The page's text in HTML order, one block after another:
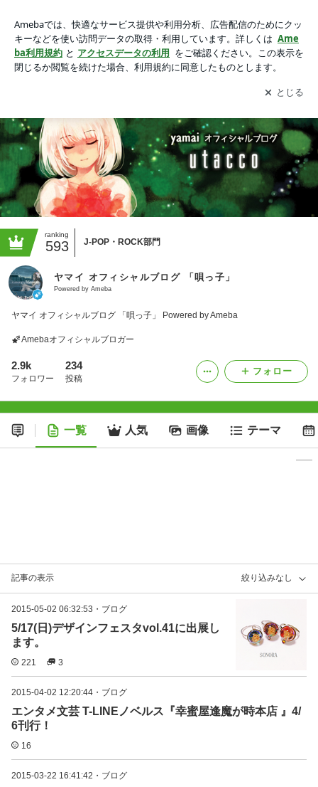
アプリをダウンロードして ブログの更新通知
を受け取りまし
ょう。
開く
ranking
593 J-POP・ROCK部門
ヤマイ オフィシャルブログ 「唄っ子」
Powered by Ameba
ヤマイ オフィシャルブログ 「唄っ子」 Powered by Ameba
Amebaオフィシャルブロガー
2.9k
フォロワー
234
投稿
フォロー
一覧 人気 画像 テーマ
記事の表示 絞り込みなし
2015-05-02 06:32:53 ・ ブログ
5/17(日)デザインフェスタvol.41に出展し
ます。
221 3
2015-04-02 12:20:44 ・ ブログ
エンタメ文芸 T-LINEノベルス『幸蜜屋逢魔が時本店 』4/
6刊行！
16
2015-03-22 16:41:42 ・ ブログ